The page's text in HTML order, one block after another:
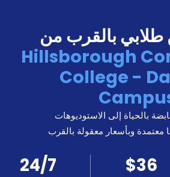
بالقرب من
Hillsborough
College -
بالحياة إلى الاستوديوهات
وبأسعار معقولة بالقرب
$36
24/7